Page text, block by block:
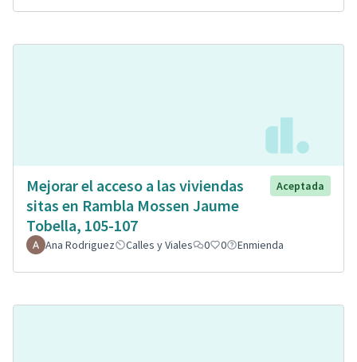
Mejorar el acceso a las viviendas
sitas en Rambla Mossen Jaume
Tobella, 105-107
Aceptada
Ana Rodriguez Calles y Viales 0 0 Enmienda